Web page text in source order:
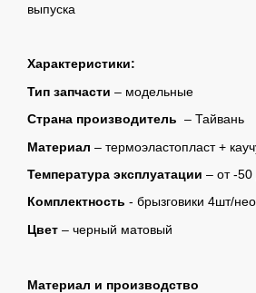
выпуска
Характеристики:
Тип запчасти – модельные
Страна производитель – Тайвань
Материал – термоэластопласт +
Температура эксплуатации – от -50
Комплектность - брызговики 4шт/
Цвет – черный матовый
Материал и производство